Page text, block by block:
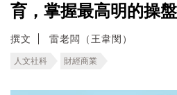
育，掌握最高明的操
撰文 雷老闆（王韋閔）
人文社科 財經商業